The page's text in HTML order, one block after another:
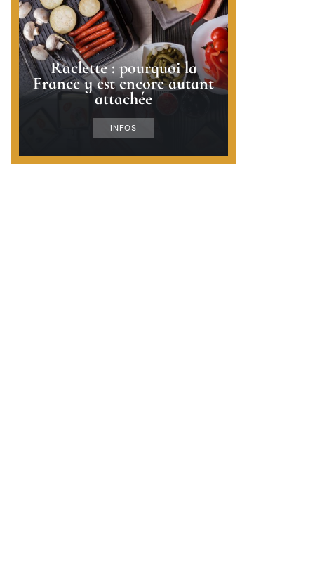
Raclette : pourquoi la
France y est encore autant
attachée
INFOS